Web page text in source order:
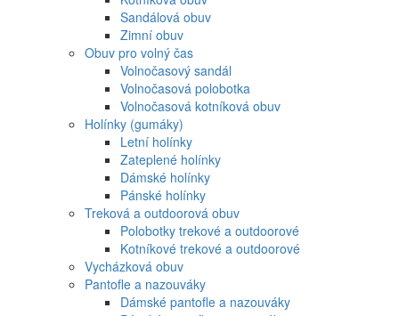
Sandálová obuv
Zimní obuv
Obuv pro volný čas
Volnočasový sandál
Volnočasová polobotka
Volnočasová kotníková obuv
Holínky (gumáky)
Letní holínky
Zateplené holínky
Dámské holínky
Pánské holínky
Treková a outdoorová obuv
Polobotky trekové a outdoorové
Kotníkové trekové a outdoorové
Vycházková obuv
Pantofle a nazouváky
Dámské pantofle a nazouváky